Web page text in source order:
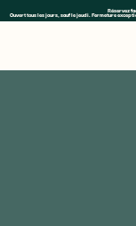
Réservez
Ouvert tous les jours, sauf le jeudi. Fermeture